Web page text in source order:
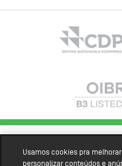
Usamos cookies pra
personalizar conteúdos e